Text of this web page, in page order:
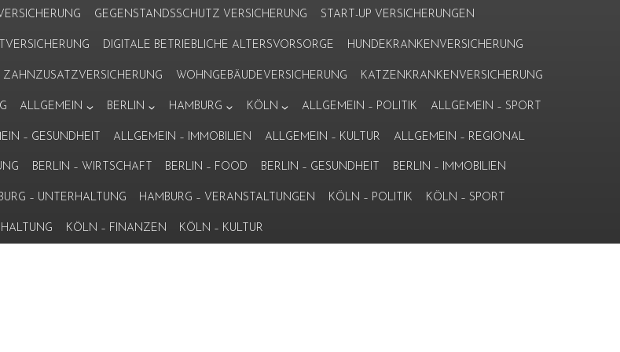
GEGENSTANDSSCHUTZ VERSICHERUNG START-UP VERSICHERUNGEN
DIGITALE BETRIEBLICHE ALTERSVORSORGE HUNDEKRANKENVERSICHERUNG
ZAHNZUSATZVERSICHERUNG WOHNGEBÄUDEVERSICHERUNG KATZENKRANKENVERSICHERUNG
ALLGEMEIN BERLIN HAMBURG KÖLN ALLGEMEIN – POLITIK ALLGEMEIN – SPORT
– GESUNDHEIT ALLGEMEIN – IMMOBILIEN ALLGEMEIN – KULTUR ALLGEMEIN – REGIONAL
BERLIN – WIRTSCHAFT BERLIN – FOOD BERLIN – GESUNDHEIT BERLIN – IMMOBILIEN
– UNTERHALTUNG HAMBURG – VERANSTALTUNGEN KÖLN – POLITIK KÖLN – SPORT
KÖLN – FINANZEN KÖLN – KULTUR